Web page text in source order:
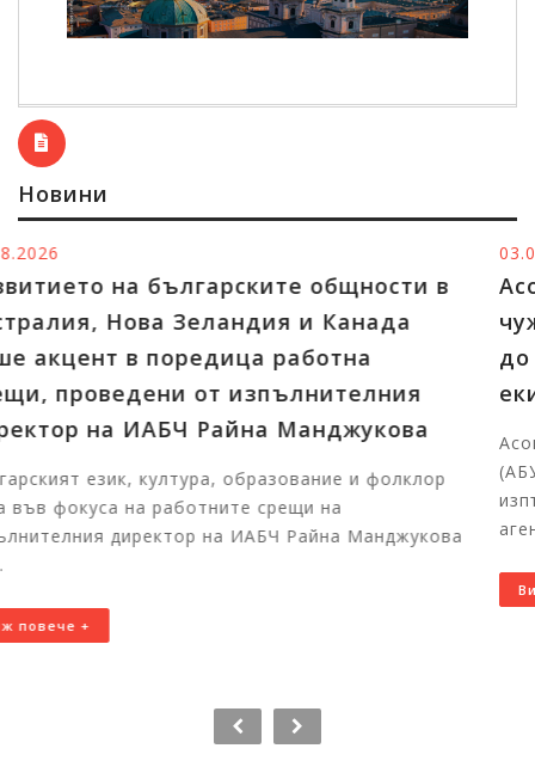
Новини
03.08.2026
Асоциацията на българските училища
чужбина отправи благодарствен адрес
до изпълнителния директор на ИАБЧ
екипа на Агенцията
Асоциацията на българските училища в чужбина
(АБУЧ) отправи благодарствен адрес до
изпълнителния директор на Изпълнителната
агенция за бъл...